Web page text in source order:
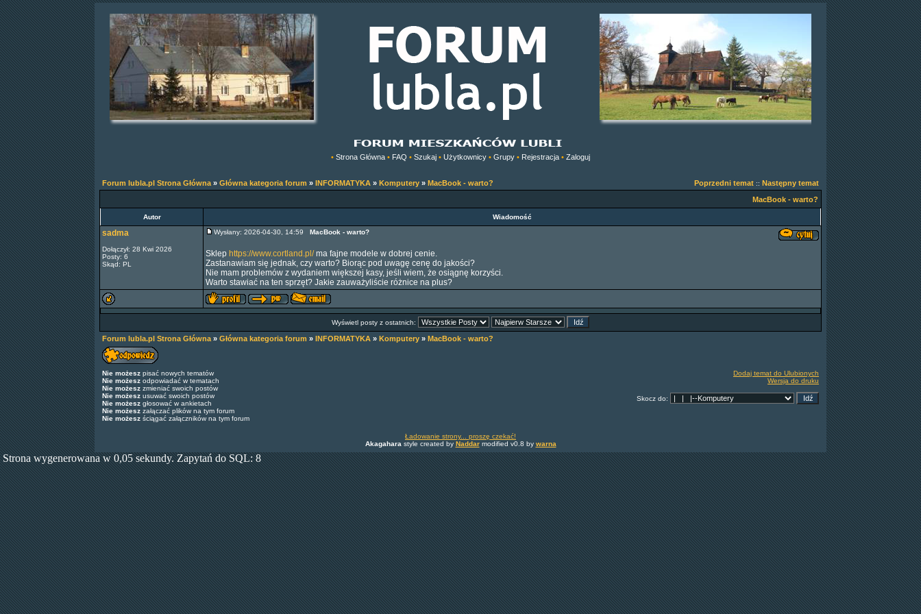
• Strona Główna • FAQ • Szukaj • Użytkownicy • Grupy • Rejestracja • Zaloguj
Forum lubla.pl Strona Główna » Główna kategoria forum » INFORMATYKA » Komputery » MacBook - warto? Poprzedni temat :: Następny temat
MacBook - warto?
Autor Wiadomość
sadma
Dołączył: 28 Kwi 2026
Posty: 6
Skąd: PL
Wysłany: 2026-04-30, 14:59 MacBook - warto?
Sklep https://www.cortland.pl/ma fajne modele w dobrej cenie.
Zastanawiam się jednak, czy warto? Biorąc pod uwagę cenę do jakości?
Nie mam problemów z wydaniem większej kasy, jeśli wiem, że osiągnę korzyści.
Warto stawiać na ten sprzęt? Jakie zauważyliście różnice na plus?
Wyświetl posty z ostatnich:
Forum lubla.pl Strona Główna » Główna kategoria forum » INFORMATYKA » Komputery » MacBook - warto?
Nie możesz pisać nowych tematów
Nie możesz odpowiadać w tematach
Nie możesz zmieniać swoich postów
Nie możesz usuwać swoich postów
Nie możesz głosować w ankietach
Nie możesz załączać plików na tym forum
Nie możesz ściągać załączników na tym forum
Dodaj temat do Ulubionych
Wersja do druku
Skocz do:
Ładowanie strony... proszę czekać!
Akagahara style created by Naddarmodified v0.8 by warna
Strona wygenerowana w 0,05 sekundy. Zapytań do SQL: 8